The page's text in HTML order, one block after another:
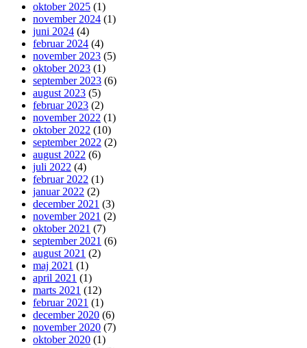
oktober 2025 (1)
november 2024 (1)
juni 2024 (4)
februar 2024 (4)
november 2023 (5)
oktober 2023 (1)
september 2023 (6)
august 2023 (5)
februar 2023 (2)
november 2022 (1)
oktober 2022 (10)
september 2022 (2)
august 2022 (6)
juli 2022 (4)
februar 2022 (1)
januar 2022 (2)
december 2021 (3)
november 2021 (2)
oktober 2021 (7)
september 2021 (6)
august 2021 (2)
maj 2021 (1)
april 2021 (1)
marts 2021 (12)
februar 2021 (1)
december 2020 (6)
november 2020 (7)
oktober 2020 (1)